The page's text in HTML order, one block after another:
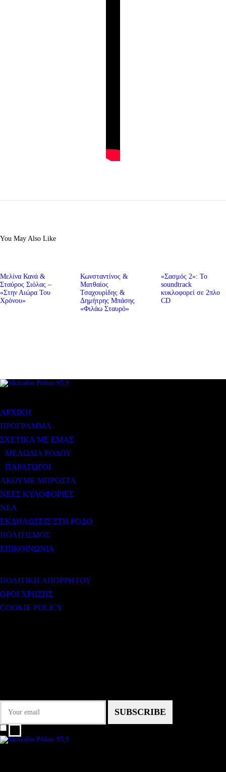
You May Also Like
Μελίνα Κανά &
Σταύρος Σιόλας –
«Στην Αιώρα Του
Χρόνου»
Κωνσταντίνος &
Ματθαίος
Τσαχουρίδης &
Δημήτρης Μπάσης
«Φιλάω Σταυρό»
«Σασμός 2»: Το
soundtrack
κυκλοφορεί σε 2πλο
CD
ΜΕΝΟΥ
ΑΡΧΙΚΗ
ΠΡΟΓΡΑΜΜΑ
ΣΧΕΤΙΚΑ ΜΕ ΕΜΑΣ
ΜΕΛΩΔΙΑ ΡΟΔΟΥ
ΠΑΡΑΓΩΓΟΙ
ΑΚΟΥΜΕ ΜΠΡΟΣΤΑ
ΝΕΕΣ ΚΥΛΟΦΟΡΙΕΣ
ΝΕΑ
ΕΚΔΗΛΩΣΕΙΣ ΣΤΗ ΡΟΔΟ
ΠΟΛΙΤΙΣΜΟΣ
ΕΠΙΚΟΙΝΩΝΙΑ
ΠΟΛΙΤΙΚΗ ΑΠΟΡΡΗΤΟΥ
ΟΡΟΙ ΧΡΗΣΗΣ
COOKIE POLICY